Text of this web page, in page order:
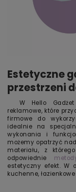
Estetyczne
przestrzeni
W Hello
reklamowe, które
firmowe do
idealnie na
wykonania i
możemy opatrzyć
materiału, z
odpowiednie
estetyczny efekt. W
kuchenne,